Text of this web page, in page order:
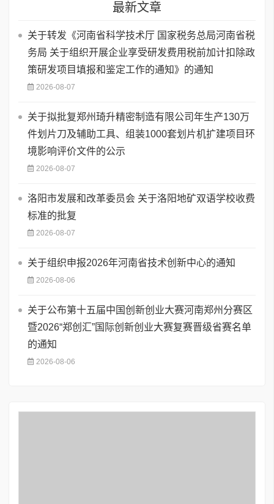
最新文章
关于转发《河南省科学技术厅 国家税务总局河南省税
务局 关于组织开展企业享受研发费用税前加计扣除政
策研发项目填报和鉴定工作的通知》的通知
2026-08-07
关于拟批复郑州琦升精密制造有限公司年生产130万
件划片刀及辅助工具、组装1000套划片机扩建项目环
境影响评价文件的公示
2026-08-07
洛阳市发展和改革委员会 关于洛阳地矿双语学校收费
标准的批复
2026-08-07
关于组织申报2026年河南省技术创新中心的通知
2026-08-06
关于公布第十五届中国创新创业大赛河南郑州分赛区
暨2026“郑创汇”国际创新创业大赛复赛晋级省赛名单
的通知
2026-08-06